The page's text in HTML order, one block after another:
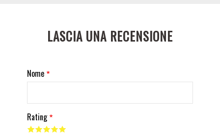
LASCIA UNA RECENSIONE
Nome
Rating